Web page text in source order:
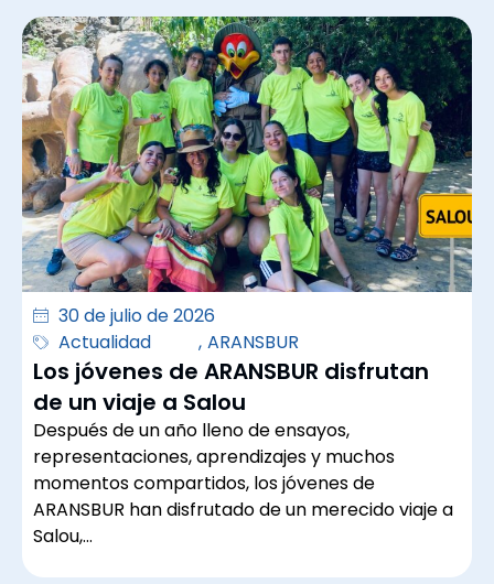
30 de julio de 2026
Actualidad
, ARANSBUR
Los jóvenes de ARANSBUR disfrutan
de un viaje a Salou
Después de un año lleno de ensayos,
representaciones, aprendizajes y muchos
momentos compartidos, los jóvenes de
ARANSBUR han disfrutado de un merecido viaje a
Salou,…